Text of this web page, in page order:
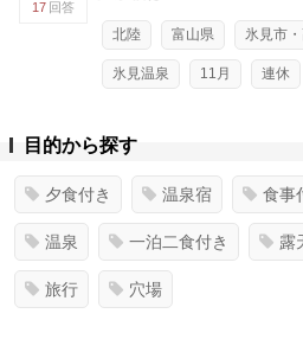
17 回答
北陸 富山県 氷見市
氷見温泉 11月 連休
目的から探す
夕食付き 温泉宿 食事
温泉 一泊二食付き 露
旅行 穴場